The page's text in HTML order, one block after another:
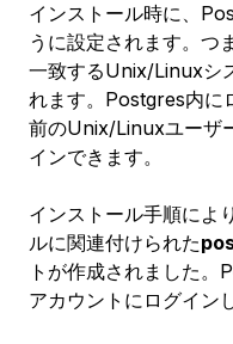
インストール時に、
うに設定されます。つ
一致するUnix/Linuxシ
れます。Postgres内に
前のUnix/Linuxユーザ
インできます。
インストール手順によ
ルに関連付けられた
トが作成されました
アカウントにログイン